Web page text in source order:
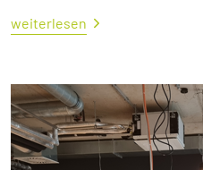
weiterlesen